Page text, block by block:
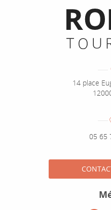
Informations pratiques
14 place
05 65